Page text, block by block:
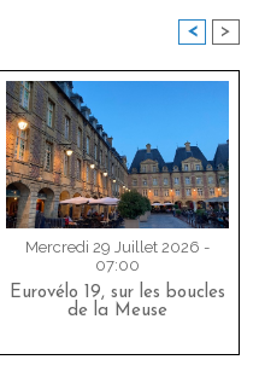
< >
Mercredi 29 Juillet 2026 -
07:00
Eurovélo 19, sur les boucles
de la Meuse